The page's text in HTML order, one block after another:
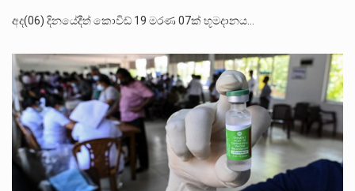
අද(06) දිනයේදීත් කොවිඩ් 19 මරණ 07ක් භූමදානය…